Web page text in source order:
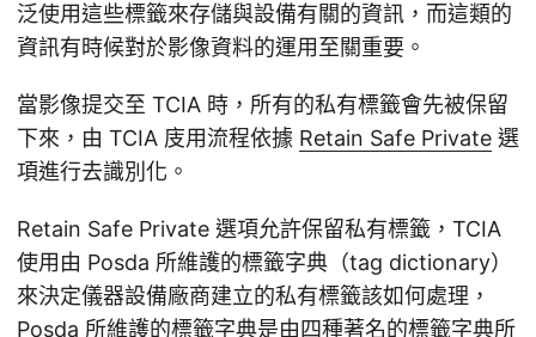
泛使用這些標籤來存儲與設備有關的資訊，而這類的
資訊有時候對於影像資料的運用至關重要。
當影像提交至 TCIA 時，所有的私有標籤會先被保留
下來，由 TCIA 庋用流程依據 Retain Safe Private 選
項進行去識別化。
Retain Safe Private 選項允許保留私有標籤，TCIA
使用由 Posda 所維護的標籤字典（tag dictionary）
來決定儀器設備廠商建立的私有標籤該如何處理，
Posda 所維護的標籤字典是由四種著名的標籤字典所